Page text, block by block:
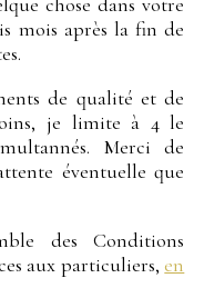
mois après la fin de
de qualité et de
je limite à 4 le
Merci de
éventuelle que
des Conditions
aux particuliers,en